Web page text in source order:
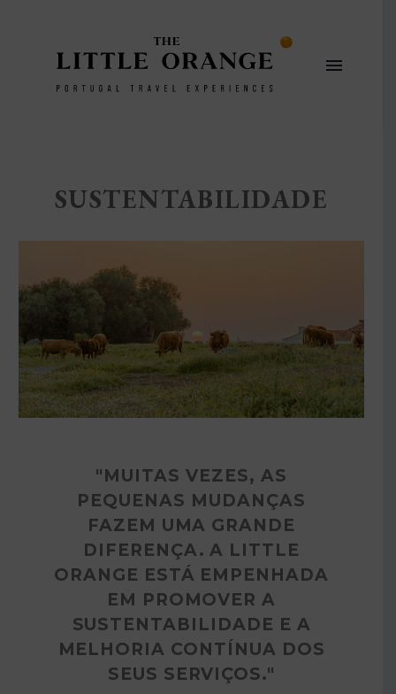
SUSTENTABILIDADE
"MUITAS VEZES, AS
PEQUENAS MUDANÇAS
FAZEM UMA GRANDE
DIFERENÇA. A LITTLE
ORANGE ESTÁ EMPENHADA
EM PROMOVER A
SUSTENTABILIDADE E A
MELHORIA CONTÍNUA DOS
SEUS SERVIÇOS."